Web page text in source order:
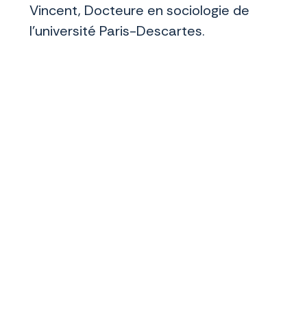
Vincent, Docteure en sociologie de
l’université Paris-Descartes.